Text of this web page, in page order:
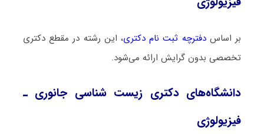
بر اساسدفترچه ثبت نام دکتری، این رشته در مقطع دکتری
تخصصی بدون گرایش ارائه می‌شود.
دانشگاه‌های دکتری زیست شناسی ﺟﺎﻧﻮری ـ
ﻓﻴﺰﻳﻮﻟﻮژی